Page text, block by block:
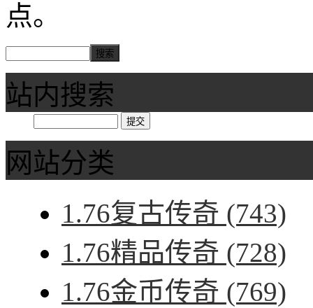
点。
站内搜索
网站分类
1.76复古传奇 (743)
1.76精品传奇 (728)
1.76金币传奇 (769)